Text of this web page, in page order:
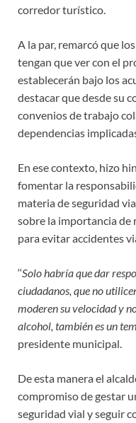
corredor turístico.
A la par, remarcó que
tengan que ver con el
establecerán bajo los
destacar que desde su
convenios de trabajo
dependencias
En ese contexto, hizo
fomentar la
materia de seguridad
sobre la importancia de
para evitar accidentes
‘‘Solo habría que dar
ciudadanos, que no
moderen su velocidad y
alcohol, también es un
presidente municipal.
De esta manera el
compromiso de gestar
seguridad vial y seguir